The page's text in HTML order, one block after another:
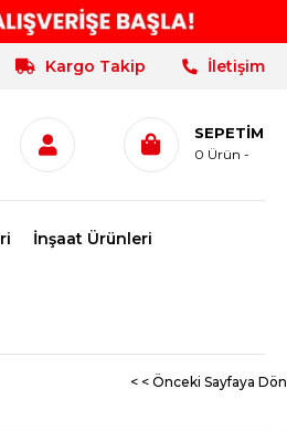
Kargo Takip İletişim
SEPETIM
0 Ürün
İnşaat Ürünleri
< < Önceki Sayfaya Dön